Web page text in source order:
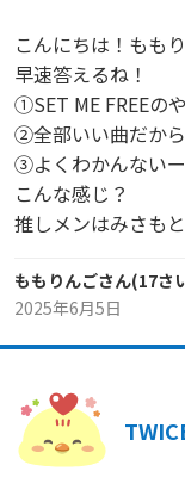
こんにちは！もも
早速答えるね！
①SET ME FREEの
②全部いい曲だか
③よくわかんない
こんな感じ？
推しメンはみさも
ももりんごさん(17さ
2025年6月5日